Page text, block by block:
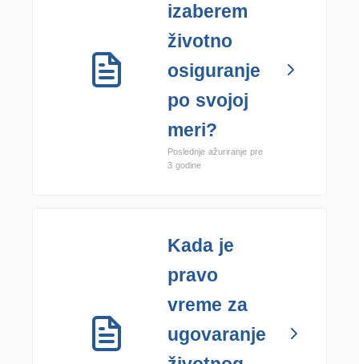
izaberem
životno
osiguranje
po svojoj
meri?
Poslednje ažuriranje pre
3 godine
Kada je
pravo
vreme za
ugovaranje